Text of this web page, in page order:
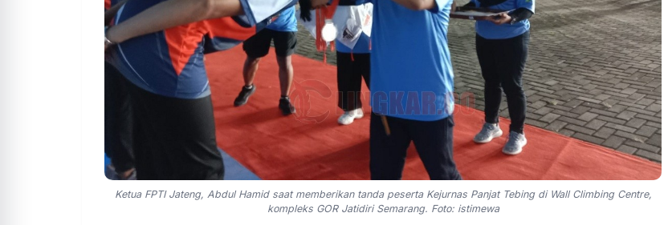
Ketua FPTI Jateng, Abdul Hamid saat memberikan tanda peserta Kejurnas Panjat Tebing di Wall Climbing Centre,
kompleks GOR Jatidiri Semarang. Foto: istimewa